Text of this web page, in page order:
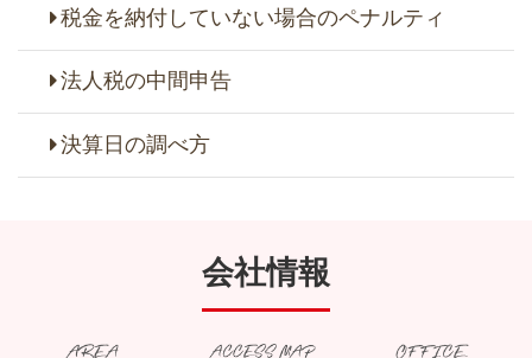
税金を納付していない場合のペナルティ
法人税の中間申告
決算日の調べ方
会社情報